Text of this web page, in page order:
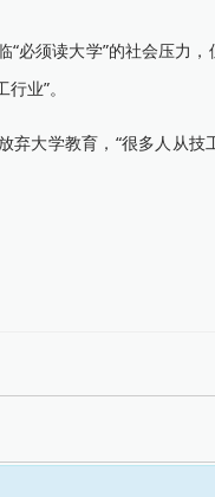
“必须读大学”的社会压力
业”。
弃大学教育，“很多人从